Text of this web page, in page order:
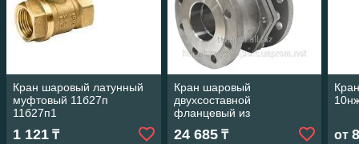
Кран шаровый латунный
муфтовый 11б27п
11б27п1
1 121 ₸
Кран шаровый
двухсоставной
фланцевый из
нержавеющий стали
24 685₸ от